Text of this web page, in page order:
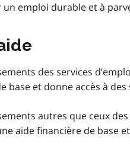
emploi durable et à
des services
base et donne accès à des
autres que ceux
aide financière de base